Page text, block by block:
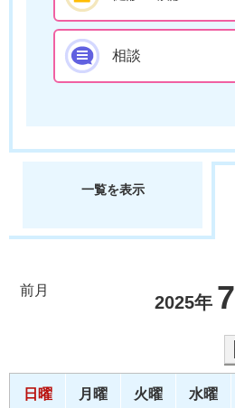
相談
一覧を表示
前月
2025年 7
日曜
月曜
火曜
水曜